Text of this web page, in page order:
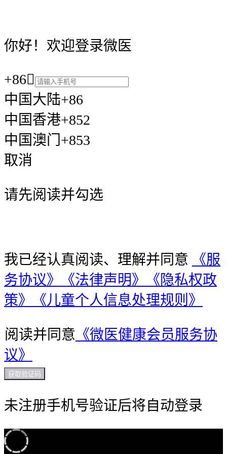
你好！欢迎登录微医
+86
中国大陆+86
中国香港+852
中国澳门+853
取消
请先阅读并勾选
我已经认真阅读、理解并同意
《服
务协议》
《法律声明》
《隐私权政
策》
《儿童个人信息处理规则》
阅读并同意 《微医健康会员服务协
议》
获取验证码
未注册手机号验证后将自动登录